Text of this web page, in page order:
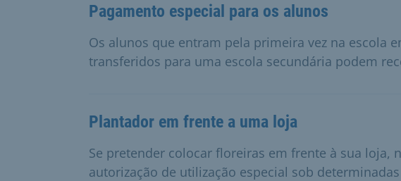
Pagamento especial para os alunos
Os alunos que entram pela primeira vez na escola
transferidos para uma escola secundária podem
Plantador em frente a uma loja
Se pretender colocar floreiras em frente à sua loja,
autorização de utilização especial sob